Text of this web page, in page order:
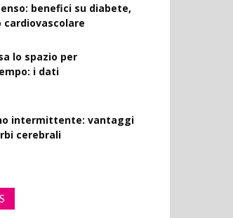
benefici su diabete,
cardiovascolare
lo spazio per
i dati
intermittente: vantaggi
cerebrali